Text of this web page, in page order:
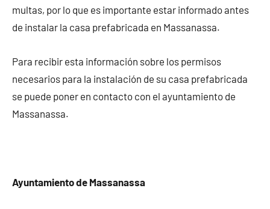
multas, por lo que es importante estar informado antes
de instalar la casa prefabricada en Massanassa.
Para recibir esta información sobre los permisos
necesarios para la instalación de su casa prefabricada
se puede poner en contacto con el ayuntamiento de
Massanassa.
Ayuntamiento de Massanassa